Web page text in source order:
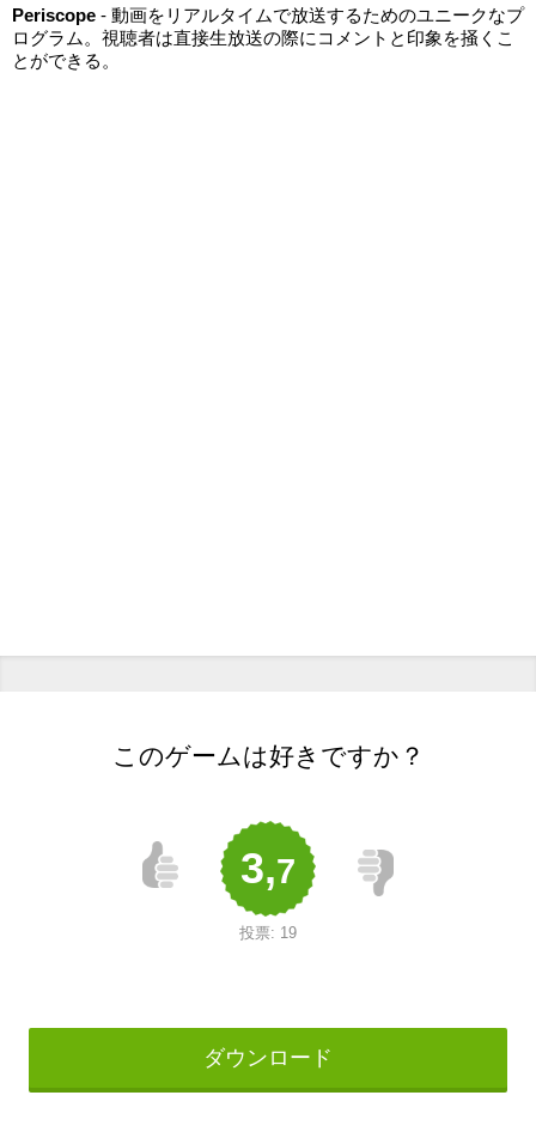
Periscope - 動画をリアルタイムで放送するためのユニークなプ
ログラム。視聴者は直接生放送の際にコメントと印象を掻くこ
とができる。
このゲームは好きですか？
3,7
投票: 19
ダウンロード